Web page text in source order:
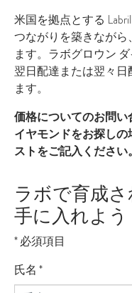
米国を拠点とする
つながりを築きなが
ます。ラボグロウン
翌日配達または翌々
ます。
価格についてのお問
イヤモンドをお探し
ストをご記入ください。
ラボで育成
手に入れよう
* 必須項目
氏名 *